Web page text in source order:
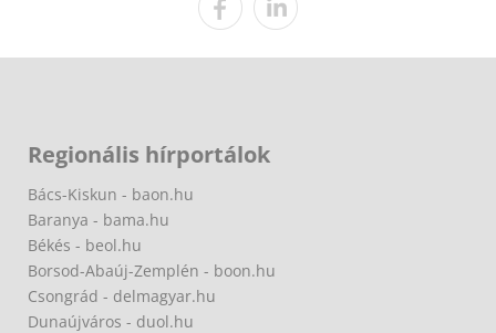
Regionális hírportálok
Bács-Kiskun - baon.hu
Baranya - bama.hu
Békés - beol.hu
Borsod-Abaúj-Zemplén - boon.hu
Csongrád - delmagyar.hu
Dunaújváros - duol.hu